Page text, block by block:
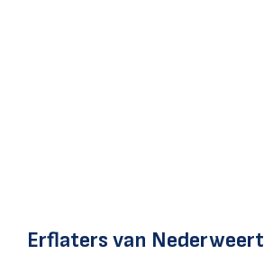
Erflaters van Nederweert